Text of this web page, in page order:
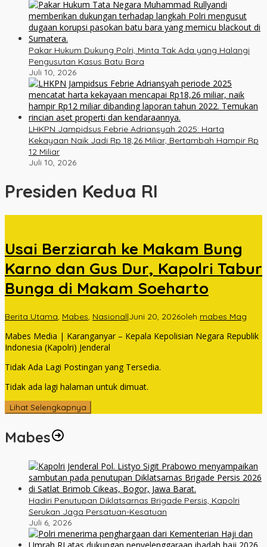
Pakar Hukum Dukung Polri, Minta Tak Ada yang Halangi
Pengusutan Kasus Batu Bara
Juli 10, 2026
LHKPN Jampidsus Febrie Adriansyah 2025: Harta
Kekayaan Naik Jadi Rp 18,26 Miliar, Bertambah Hampir Rp
12 Miliar
Juli 10, 2026
Presiden Kedua RI
Usai Berziarah ke Makam Bung
Karno dan Gus Dur, Kapolri Tabur
Bunga di Makam Soeharto
Berita Utama, Mabes, Nasional|Juni 20, 2026oleh mabes Mag
Mabes Media | Karanganyar – Kepala Kepolisian Negara Republik
Indonesia (Kapolri) Jenderal
Tidak Ada Lagi Postingan yang Tersedia.
Tidak ada lagi halaman untuk dimuat.
Lihat Selengkapnya
Mabes
Hadiri Penutupan Diklatsarnas Brigade Persis, Kapolri
Serukan Jaga Persatuan-Kesatuan
Juli 6, 2026